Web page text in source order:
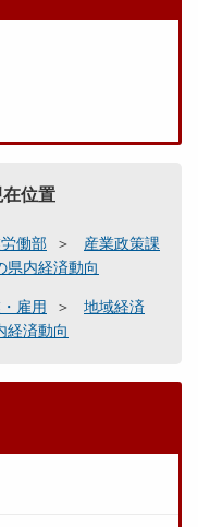
在位置
働部
産業政策課
県内経済動向
雇用
地域経済
経済動向